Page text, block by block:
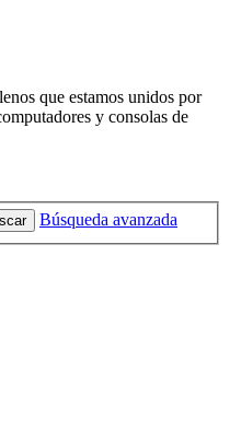
que estamos unidos por
y consolas de
Búsqueda avanzada